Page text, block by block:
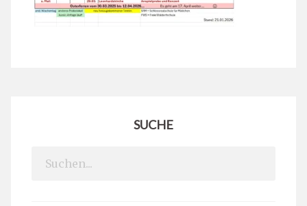
SUCHE
Search